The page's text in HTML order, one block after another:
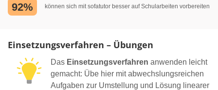
92% können sich mit sofatutor besser auf Schularbeiten vorbereiten
Einsetzungsverfahren – Übungen
Das Einsetzungsverfahren anwenden leicht
gemacht: Übe hier mit abwechslungsreichen
Aufgaben zur Umstellung und Lösung linearer